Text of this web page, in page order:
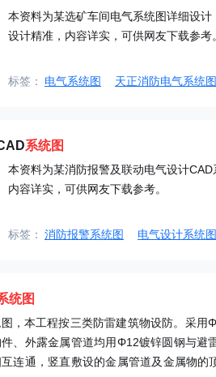
本资料为某选矿车间电气系统图详细设
设计精准，内容详实，可供网友下载参考。
标签： 电气系统图 天正消防电气系统
系统图
本资料为某消防报警及联动电气设计
内容详实，可供网友下载参考。
标签： 消防报警系统图 电气设计系统图
统图
，本工程按三类防雷建筑物设防。采
、外露金属管道均用Φ12镀锌圆钢与避
连通，竖直敷设的金属管道及金属物